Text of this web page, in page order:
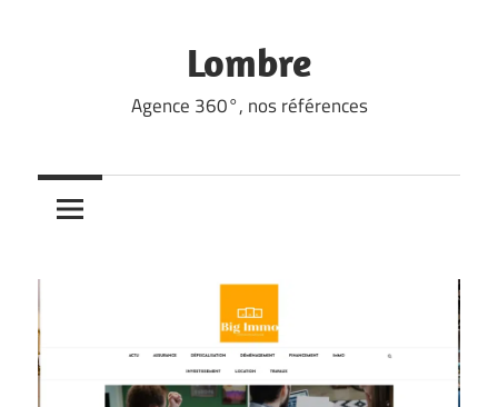
Lombre
Agence 360°, nos références